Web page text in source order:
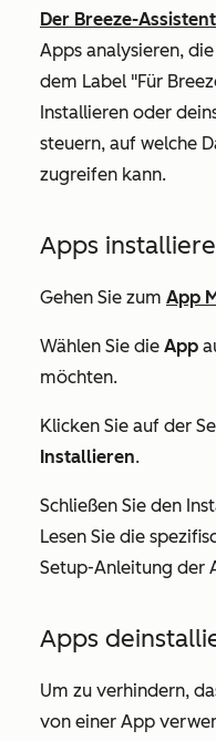
Der Breeze-Assistent
Apps analysieren,
dem Label "Für
Installieren oder
steuern, auf welche
zugreifen kann.
Apps
Gehen Sie zum App
Wählen Sie die App
möchten.
Klicken Sie auf der
Installieren.
Schließen Sie den
Lesen Sie die
Setup-Anleitung der
Apps
Um zu verhindern,
von einer App